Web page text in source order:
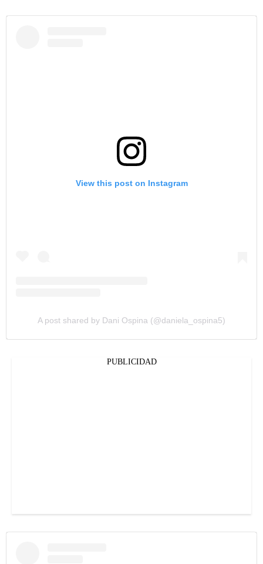
View this post on Instagram
A post shared by Dani Ospina (@daniela_ospina5)
PUBLICIDAD